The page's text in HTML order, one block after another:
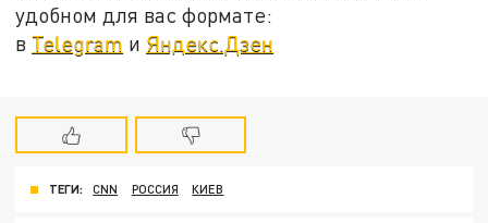
удобном для вас формате:
в Telegram и Яндекс.Дзен
ТЕГИ: CNN РОССИЯ КИЕВ